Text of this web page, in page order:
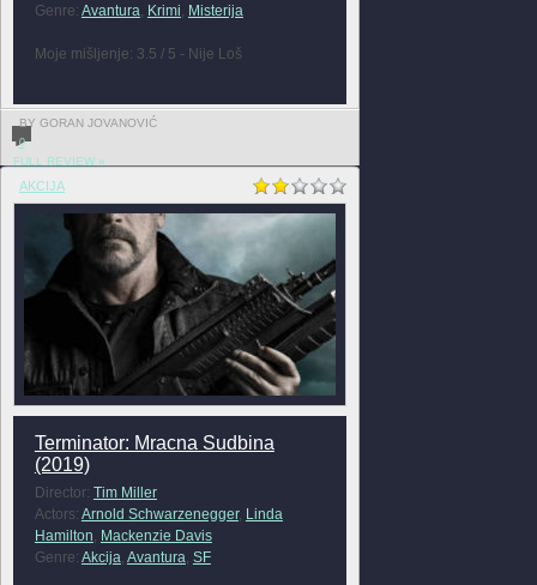
Genre: Avantura, Krimi, Misterija
Moje mišljenje: 3.5 / 5 - Nije Loš
BY GORAN JOVANOVIĆ
0
FULL REVIEW »
AKCIJA
Terminator: Mracna Sudbina
(2019)
Director: Tim Miller
Actors: Arnold Schwarzenegger, Linda
Hamilton, Mackenzie Davis
Genre: Akcija, Avantura, SF